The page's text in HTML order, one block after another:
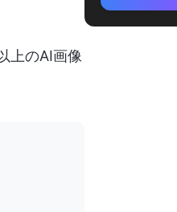
上のAI画像